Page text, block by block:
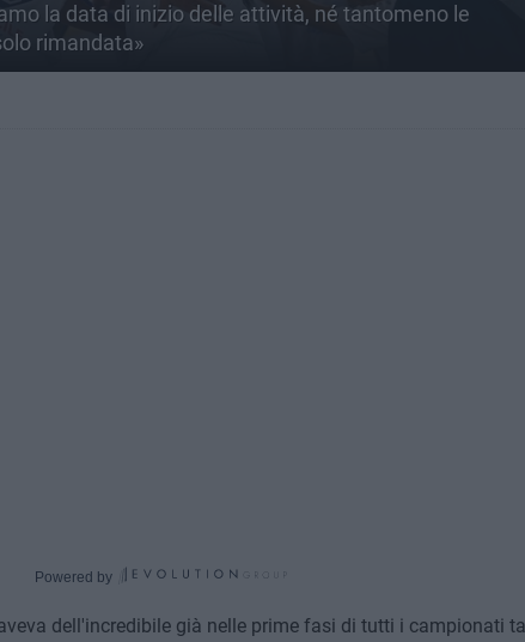
la data di inizio delle attività, né tantomeno le
rimandata»
Powered by
dell'incredibile già nelle prime fasi di tutti i campionati